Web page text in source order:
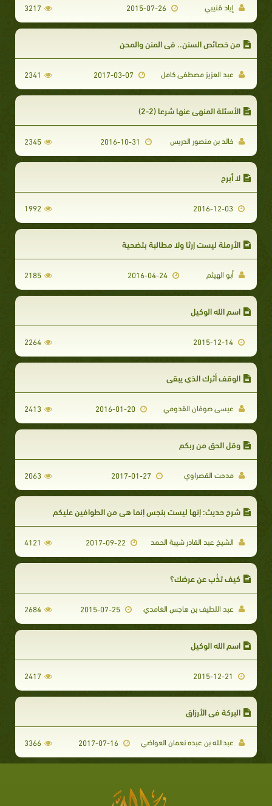
إياد قنيبي 3217
من خصائص السنن.. في المنن والمحن
عبد العزيز مصطفى كامل 2341
الأسئلة المنهي عنها شرعا (2-2)
خالد بن منصور الدريس 2345
لا أبرح
1992
الأرملة ليست إرثا ولا مطالبة بتضحية
أبو الهيثم 2185
اسم الله الوكيل
2264
الوقف أثرك الذي يبقى
عيسى صوفان القدومي 2413
وقلِ الحق من ربكم
مدحت القصراوي 2063
شرح حديث: إنها ليست بنجس إنما هي من الطوافين عليكم
الشيخ عبد القادر شيبة الحمد 4121
كيف تذُب عن عرضك؟
عبد اللطيف بن هاجس الغامدي 2684
اسم الله الوكيل
2417
البركة في الأرزاق
عبدالله بن عبده نعمان العواضي 3366